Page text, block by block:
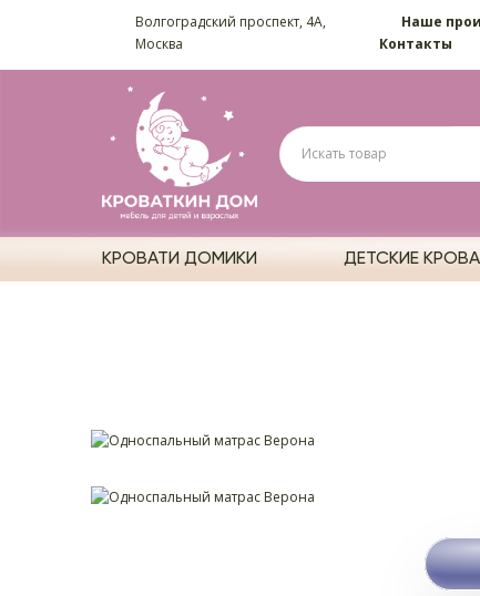
Волгоградский проспект, 4А,
Москва
Наше
Контакты
КРОВАТИ ДОМИКИ ДЕТСКИЕ